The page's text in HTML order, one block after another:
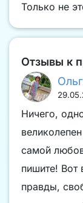
Только не
Отзывы к
Ничего,
само́й
пишите! Вот
правды,